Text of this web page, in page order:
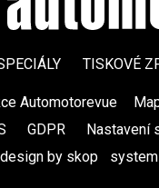
TISKOVÉ
Automotorevue
GDPR Nastavení
design by skop